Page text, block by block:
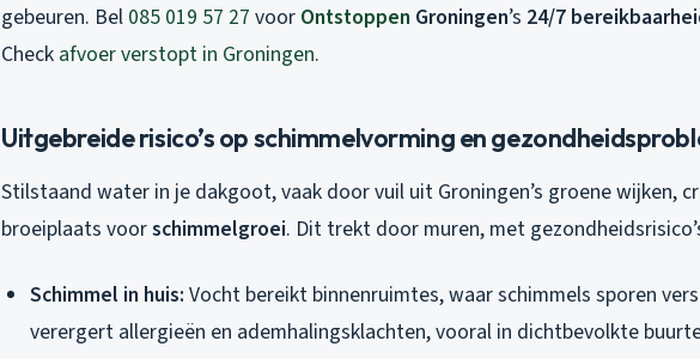
gebeuren. Bel 085 019 57 27 voor Ontstoppen Groningen’s 24/7
Check afvoer verstopt in Groningen.
Uitgebreide risico’s op schimmelvorming en
Stilstaand water in je dakgoot, vaak door vuil uit Groningen’s groene wijken,
broeiplaats voorschimmelgroei. Dit trekt door muren, met
Schimmel in huis: Vocht bereikt binnenruimtes, waar schimmels sporen
verergert allergieën en ademhalingsklachten, vooral in dichtbevolkte